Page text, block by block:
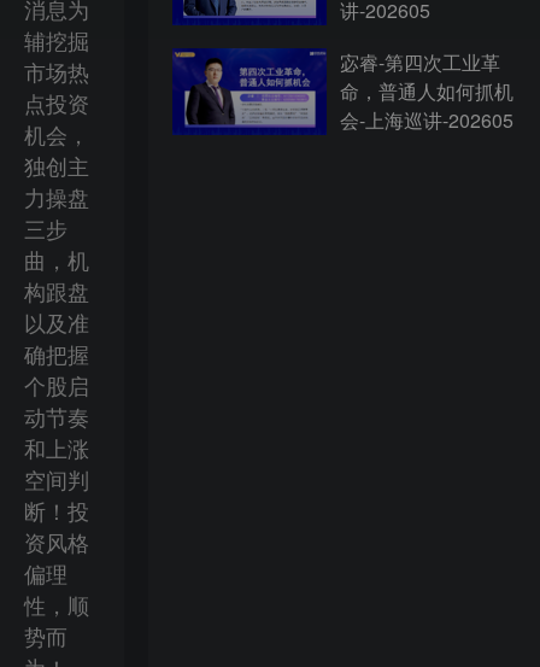
消息为
辅挖掘
市场热
点投资
机会，
独创主
力操盘
三步
曲，机
构跟盘
以及准
确把握
个股启
动节奏
和上涨
空间判
断！投
资风格
偏理
性，顺
势而
讲-202605
宓睿-第四次工业革
命，普通人如何抓机
会-上海巡讲-202605